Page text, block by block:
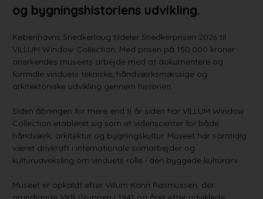
og bygningshistoriens udvikling.
Københavns Snedkerlaug tildeler Snedkerprisen 2026 til
VILLUM Window Collection. Med prisen på 150.000 kroner
anerkendes museets arbejde med at dokumentere og
formidle vinduets tekniske, håndværksmæssige og
arkitektoniske udvikling gennem historien.
Siden åbningen for mere end ti år siden har VILLUM Window
Collection etableret sig som et videnscenter for både
håndværk, arkitektur og bygningskultur. Museet har samtidig
været drivkraft i internationale samarbejder og
kulturudveksling om vinduets rolle i den byggede kulturarv.
Museet er opkaldt efter Villum Kann Rasmussen, der